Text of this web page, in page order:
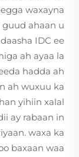
waxayna
guud ahaan u
IDC ee
ah ayaa la
hadda ah
ah wuxuu ka
yihiin xalal
ay rabaan in
waxa ka
baxaan waa